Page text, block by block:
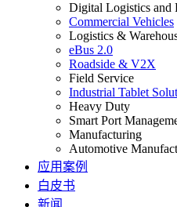
Digital Logistics and
Commercial Vehicles
Logistics &
eBus 2.0
Roadside & V2X
Field Service
Industrial Tablet
Heavy Duty
Smart Port
Manufacturing
Automotive
应用案例
白皮书